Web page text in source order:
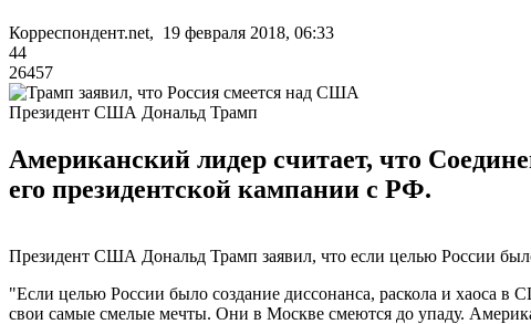
Корреспондент.net, 19 февраля 2018, 06:33
44
26457
Президент США Дональд Трамп
Американский лидер считает, что
его президентской кампании с РФ.
Президент США Дональд Трамп заявил, что если целью России
"Если целью России было создание диссонанса, раскола и хаоса
свои самые смелые мечты. Они в Москве смеются до упаду.